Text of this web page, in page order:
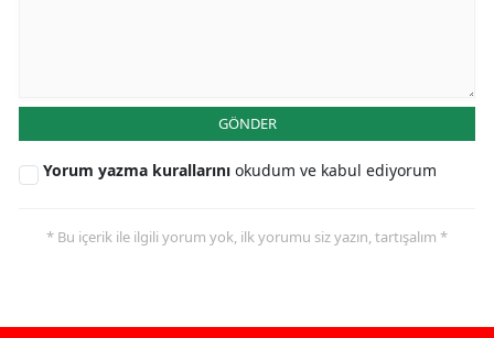
GÖNDER
Yorum yazma kurallarını okudum ve kabul ediyorum
* Bu içerik ile ilgili yorum yok, ilk yorumu siz yazın, tartışalım *